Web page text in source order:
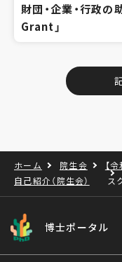
財団・企業・行政
Grant」
ホーム 院生会
【
自己紹介（院生会）
ス
博士ポータル